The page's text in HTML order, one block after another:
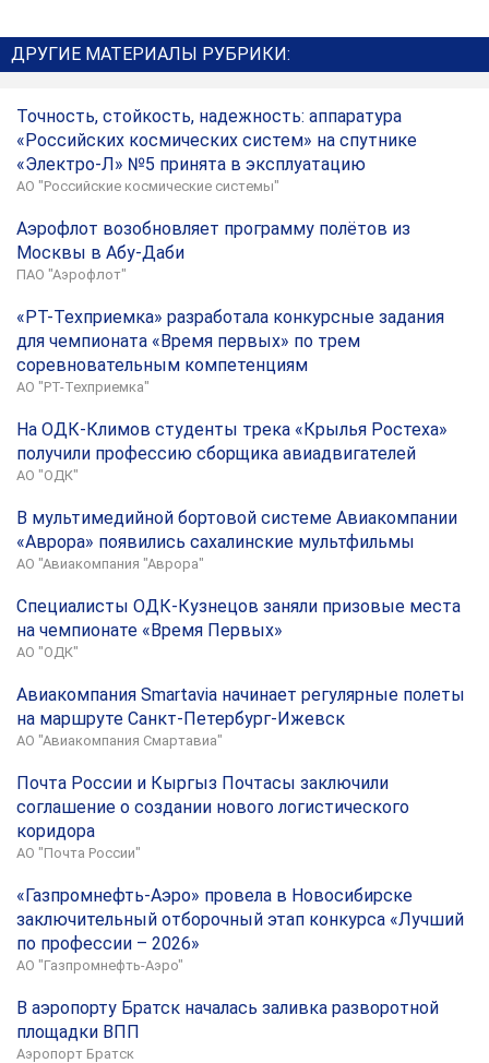
ДРУГИЕ МАТЕРИАЛЫ РУБРИКИ:
Точность, стойкость, надежность: аппаратура
«Российских космических систем» на спутнике
«Электро-Л» №5 принята в эксплуатацию
АО "Российские космические системы"
Аэрофлот возобновляет программу полётов из
Москвы в Абу-Даби
ПАО "Аэрофлот"
«РТ-Техприемка» разработала конкурсные задания
для чемпионата «Время первых» по трем
соревновательным компетенциям
АО "РТ-Техприемка"
На ОДК-Климов студенты трека «Крылья Ростеха»
получили профессию сборщика авиадвигателей
АО "ОДК"
В мультимедийной бортовой системе Авиакомпании
«Аврора» появились сахалинские мультфильмы
АО "Авиакомпания "Аврора"
Специалисты ОДК-Кузнецов заняли призовые места
на чемпионате «Время Первых»
АО "ОДК"
Авиакомпания Smartavia начинает регулярные полеты
на маршруте Санкт-Петербург-Ижевск
АО "Авиакомпания Смартавиа"
Почта России и Кыргыз Почтасы заключили
соглашение о создании нового логистического
коридора
АО "Почта России"
«Газпромнефть-Аэро» провела в Новосибирске
заключительный отборочный этап конкурса «Лучший
по профессии – 2026»
АО "Газпромнефть-Аэро"
В аэропорту Братск началась заливка разворотной
площадки ВПП
Аэропорт Братск